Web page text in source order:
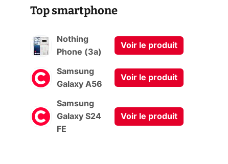
Top smartphone
Nothing
Phone (3a)
Voir le produit
Samsung
Galaxy A56
Voir le produit
Samsung
Galaxy S24
FE
Voir le produit